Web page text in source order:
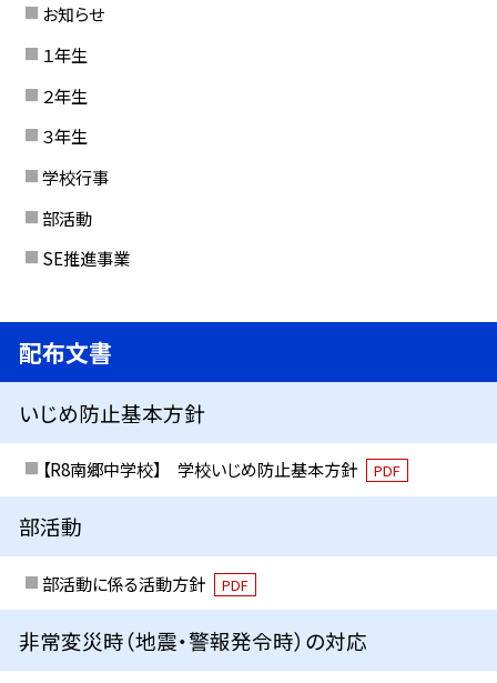
お知らせ
１年生
２年生
３年生
学校行事
部活動
SE推進事業
配布文書
いじめ防止基本方針
【R8南郷中学校】 学校いじめ防止基本方針 PDF
部活動
部活動に係る活動方針 PDF
非常変災時（地震・警報発令時）の対応